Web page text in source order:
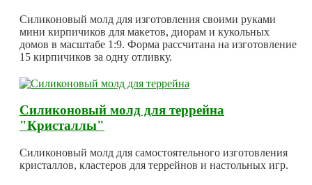
Силиконовый молд для изготовления своими руками
мини кирпичиков для макетов, диорам и кукольных
домов в масштабе 1:9. Форма рассчитана на изготовление
15 кирпичиков за одну отливку.
Силиконовый молд для террейна
"Кристаллы"
Силиконовый молд для самостоятельного изготовления
кристаллов, кластеров для террейнов и настольных игр.